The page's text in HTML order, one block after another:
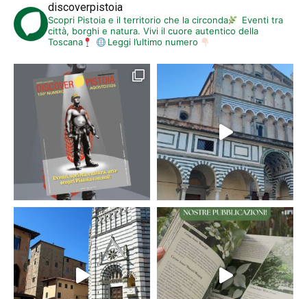
discoverpistoia
Scopri Pistoia e il territorio che la circonda
Eventi tra
città, borghi e natura. Vivi il cuore autentico della
Toscana
Leggi l’ultimo numero